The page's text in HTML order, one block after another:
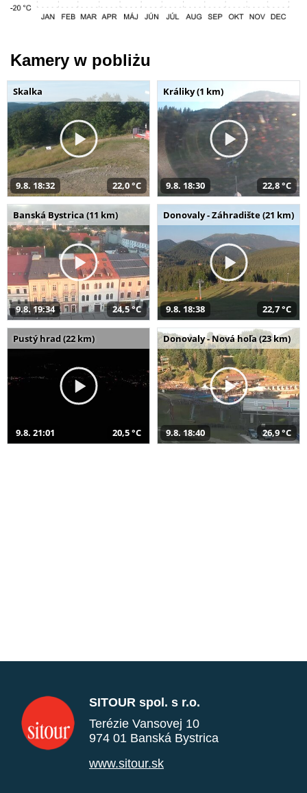
Kamery w pobliżu
Skalka
9.8. 18:32 22,0 °C
Králiky (1 km)
9.8. 18:30 22,8 °C
Banská Bystrica (11 km)
9.8. 19:34 24,5 °C
Donovaly - Záhradište (21 km)
9.8. 18:38 22,7 °C
Pustý hrad (22 km)
9.8. 21:01 20,5 °C
Donovaly - Nová hoľa (23 km)
9.8. 18:40 26,9 °C
SITOUR spol. s r.o.
Terézie Vansovej 10
974 01 Banská Bystrica
www.sitour.sk